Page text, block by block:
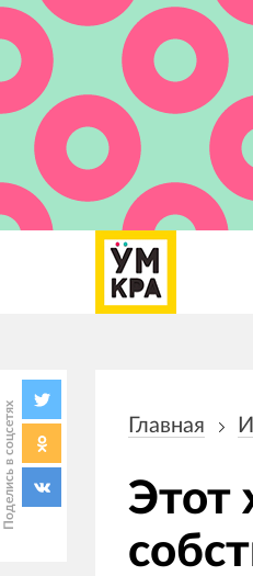
Поделись в соцсетях Главная
Этот